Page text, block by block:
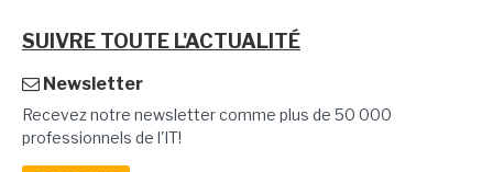
SUIVRE TOUTE L'ACTUALITÉ
Newsletter
Recevez notre newsletter comme plus de 50 000
professionnels de l'IT!